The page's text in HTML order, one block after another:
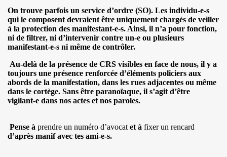
On trouve parfois un service d’ordre (SO). Les individu-e-s
qui le composent devraient être uniquement chargés de veiller
à la protection des manifestant-e-s. Ainsi, il n’a pour fonction,
ni de filtrer, ni d’intervenir contre un-e ou plusieurs
manifestant-e-s ni même de contrôler.
Au-delà de la présence de CRS visibles en face de nous, il y a
toujours une présence renforcée d’éléments policiers aux
abords de la manifestation, dans les rues adjacentes ou même
dans le cortège. Sans être paranoïaque, il s’agit d’être
vigilant-e dans nos actes et nos paroles.
Pense à prendre un numéro d’avocat et à fixer un rencard
d’après manif avec tes ami-e-s.
ETRANGERS ET DU DROIT D'ASILE
2011
HUMAINS 2012